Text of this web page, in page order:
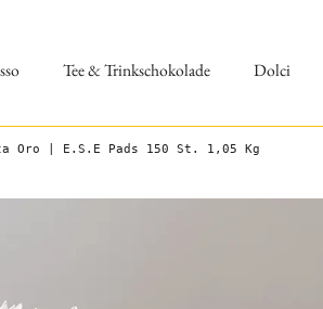
Tee & Trinkschokolade Dolci
Oro | E.S.E Pads 150 St. 1,05 Kg